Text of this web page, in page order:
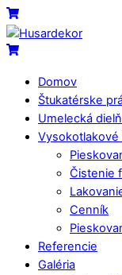
Skip
to
content
Menu
Cart
Cart
Domov
Štukatérske
Umelecká
Vysokotlakové
Čistenie
Cenník
Referencie
Galéria